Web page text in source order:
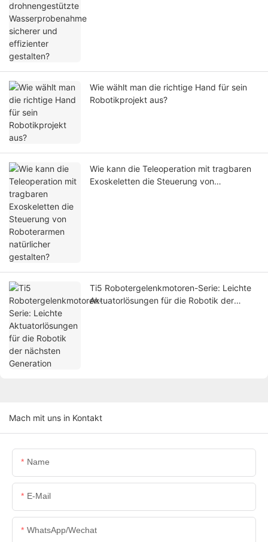
Wie wählt man die richtige Hand für sein
Robotikprojekt aus?
Wie kann die Teleoperation mit tragbaren
Exoskeletten die Steuerung von
Ti5 Robotergelenkmotoren-Serie: Leichte
Aktuatorlösungen für die Robotik der
Mach mit uns in Kontakt
Name
E-Mail
WhatsApp/Wechat